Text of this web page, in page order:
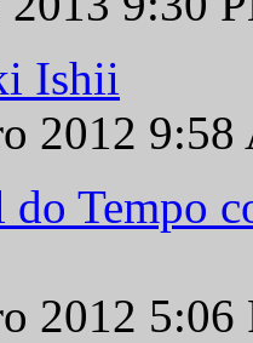
Ishii
2012
Tempo
2012